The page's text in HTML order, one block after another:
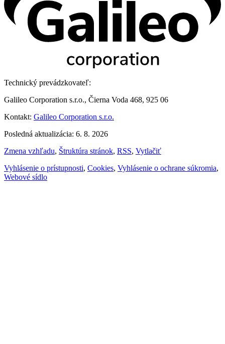
Technický prevádzkovateľ:
Galileo Corporation s.r.o., Čierna Voda 468, 925 06
Kontakt: Galileo Corporation s.r.o.
Posledná aktualizácia: 6. 8. 2026
Zmena vzhľadu, Štruktúra stránok, RSS, Vytlačiť
Vyhlásenie o prístupnosti, Cookies, Vyhlásenie o ochrane súkromia,
Webové sídlo